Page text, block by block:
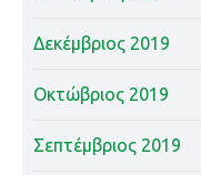
Δεκέμβριος 2019
Οκτώβριος 2019
Σεπτέμβριος 2019